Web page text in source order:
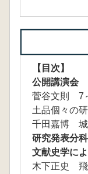
【目次】
公開講演会
菅谷文則 7
土品個々の
千田嘉博 城
研究発表分
文献史学に
木下正史